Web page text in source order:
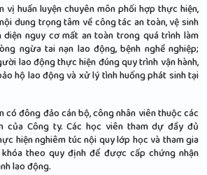
huấn luyện chuyên môn phối hợp thực hiện,
dung trọng tâm về công tác an toàn, vệ sinh
diện nguy cơ mất an toàn trong quá trình làm
ngừa tai nạn lao động, bệnh nghề nghiệp;
lao động thực hiện đúng quy trình vận hành,
hộ lao động và xử lý tình huống phát sinh tại
có đông đảo cán bộ, công nhân viên thuộc các
của Công ty. Các học viên tham dự đầy đủ
hiện nghiêm túc nội quy lớp học và tham gia
theo quy định để được cấp chứng nhận
lao động.